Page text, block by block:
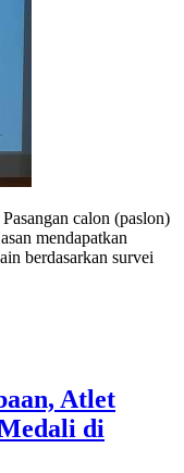
calon (paslon)
mendapatkan
berdasarkan survei
Atlet
di